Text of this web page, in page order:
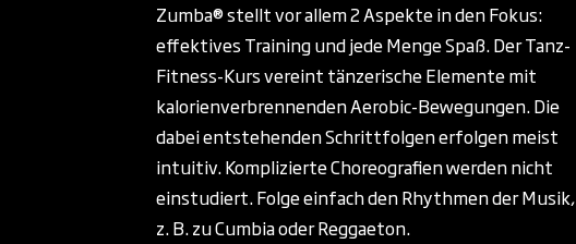
Zumba® stellt vor allem 2 Aspekte in den Fokus:
effektives Training und jede Menge Spaß. Der Tanz-
Fitness-Kurs vereint tänzerische Elemente mit
kalorienverbrennenden Aerobic-Bewegungen. Die
dabei entstehenden Schrittfolgen erfolgen meist
intuitiv. Komplizierte Choreografien werden nicht
einstudiert. Folge einfach den Rhythmen der Musik,
z. B. zu Cumbia oder Reggaeton.